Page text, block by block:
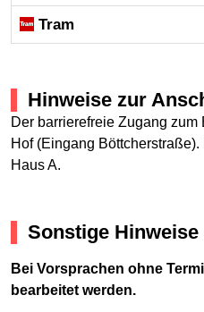
Tram
Hinweise zur
Der barrierefreie Zugang zum
Hof (Eingang
Haus A.
Sonstige
Bei Vorsprachen ohne
bearbeitet werden.